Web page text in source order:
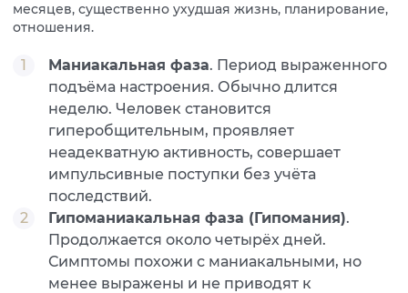
месяцев, существенно ухудшая жизнь, планирование,
отношения.
Маниакальная фаза. Период выраженного
подъёма настроения. Обычно длится
неделю. Человек становится
гиперобщительным, проявляет
неадекватную активность, совершает
импульсивные поступки без учёта
последствий.
Гипоманиакальная фаза (Гипомания).
Продолжается около четырёх дней.
Симптомы похожи с маниакальными, но
менее выражены и не приводят к